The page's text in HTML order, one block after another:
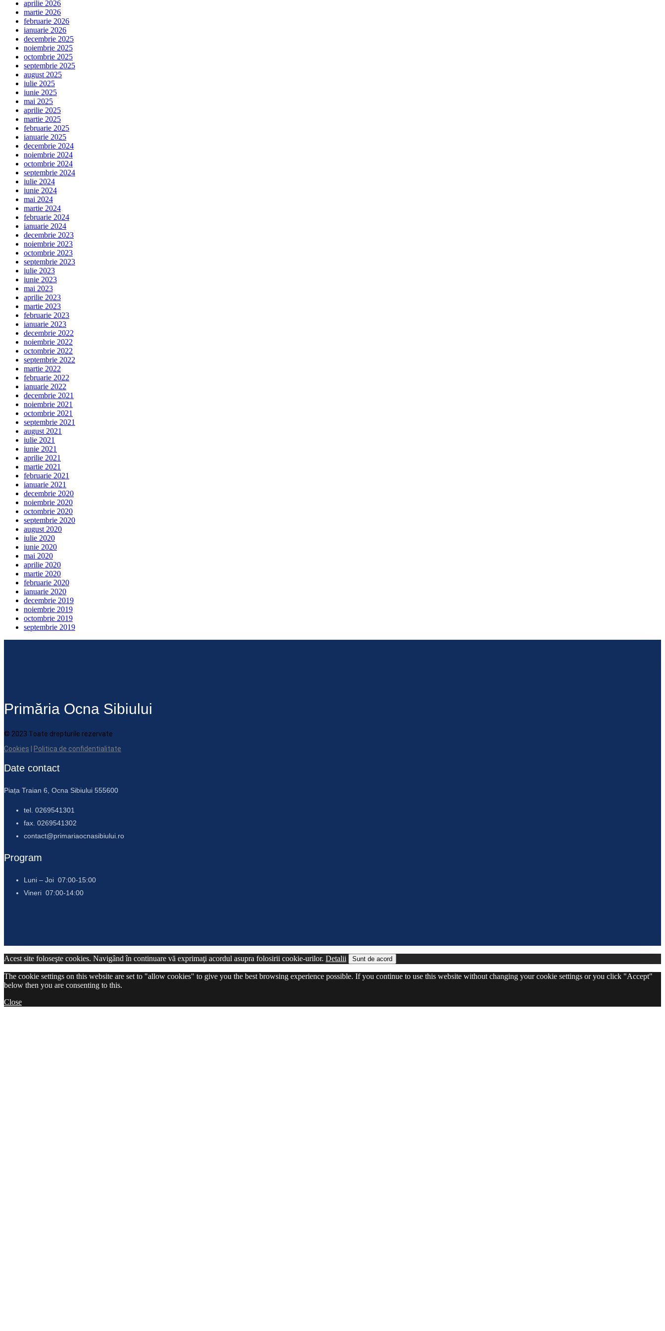
aprilie 2026
martie 2026
februarie 2026
ianuarie 2026
decembrie 2025
noiembrie 2025
octombrie 2025
septembrie 2025
august 2025
iulie 2025
iunie 2025
mai 2025
aprilie 2025
martie 2025
februarie 2025
ianuarie 2025
decembrie 2024
noiembrie 2024
octombrie 2024
septembrie 2024
iulie 2024
iunie 2024
mai 2024
martie 2024
februarie 2024
ianuarie 2024
decembrie 2023
noiembrie 2023
octombrie 2023
septembrie 2023
iulie 2023
iunie 2023
mai 2023
aprilie 2023
martie 2023
februarie 2023
ianuarie 2023
decembrie 2022
noiembrie 2022
octombrie 2022
septembrie 2022
martie 2022
februarie 2022
ianuarie 2022
decembrie 2021
noiembrie 2021
octombrie 2021
septembrie 2021
august 2021
iulie 2021
iunie 2021
aprilie 2021
martie 2021
februarie 2021
ianuarie 2021
decembrie 2020
noiembrie 2020
octombrie 2020
septembrie 2020
august 2020
iulie 2020
iunie 2020
mai 2020
aprilie 2020
martie 2020
februarie 2020
ianuarie 2020
decembrie 2019
noiembrie 2019
octombrie 2019
septembrie 2019
Primăria Ocna Sibiului
© 2023 Toate drepturile rezervate
Cookies | Politica de confidentialitate
Date contact
Piața Traian 6, Ocna Sibiului 555600
tel. 0269541301
fax. 0269541302
contact@primariaocnasibiului.ro
Program
Luni – Joi 07:00-15:00
Vineri 07:00-14:00
Acest site foloseşte cookies. Navigând în continuare vă exprimaţi acordul asupra folosirii cookie-urilor. Detalii Sunt de acord
The cookie settings on this website are set to "allow cookies" to give you the best browsing experience possible. If you continue to use this website without changing your cookie settings or you click "Accept"
below then you are consenting to this.
Close